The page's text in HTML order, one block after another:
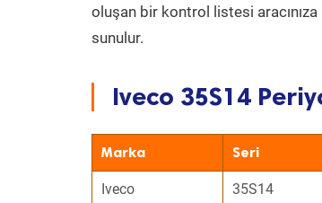
oluşan bir kontrol listesi aracınıza
sunulur.
Iveco 35S14
Marka Seri
Iveco 35S14